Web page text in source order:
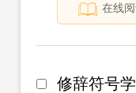
在线
修辞符号